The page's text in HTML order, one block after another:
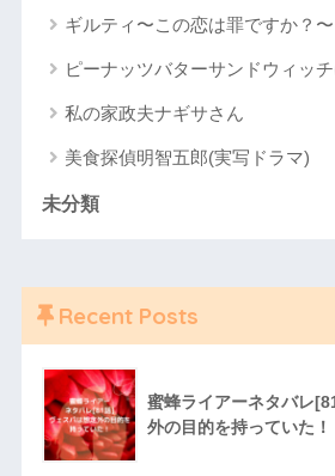
ギルティ〜この恋は罪ですか？〜
ピーナッツバターサンドウィッ
私の家政夫ナギサさん
美食探偵明智五郎(実写ドラマ)
未分類
Recent Posts
蜜蜂ライアーネタバレ
外の目的を持っていた！